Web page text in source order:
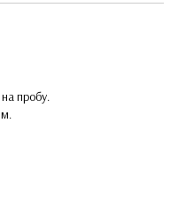
на пробу.